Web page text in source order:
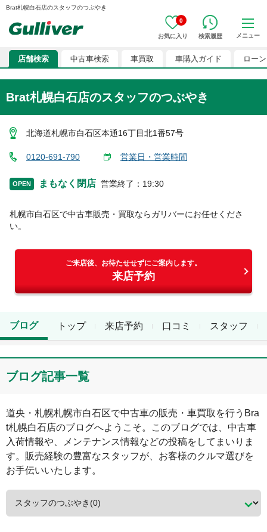
Brat札幌白石店のスタッフのつぶやき
0
お気に入り 検索履歴 メニュー
店舗検索 中古車検索 車買取 車購入ガイド ローン
Brat札幌白石店のスタッフのつぶやき
北海道札幌市白石区本通16丁目北1番57号
0120-691-790 営業日・営業時間
OPEN まもなく閉店 営業終了 ： 19:30
札幌市白石区で中古車販売・買取ならガリバーにお任せくださ
い。
ご来店後、お待たせせずにご案内します。
来店予約
トップ 来店予約 口コミ スタッフ
ブログ
ブログ記事一覧
道央・札幌札幌市白石区で中古車の販売・車買取を行う Bra
t札幌白石店のブログへようこそ。このブログでは、中古車
入荷情報や、メンテナンス情報などの投稿をしてまいりま
す。販売経験の豊富なスタッフが、お客様のクルマ選びを
お手伝いいたします。